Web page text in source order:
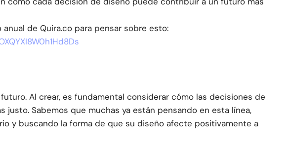
de Quira.co para pensar sobre esto:
Al crear, es fundamental considerar cómo las decisiones de
justo. Sabemos que muchas ya están pensando en esta línea,
y buscando la forma de que su diseño afecte positivamente a